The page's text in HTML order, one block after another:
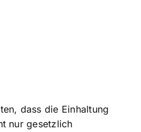
dass die Einhaltung
nur gesetzlich